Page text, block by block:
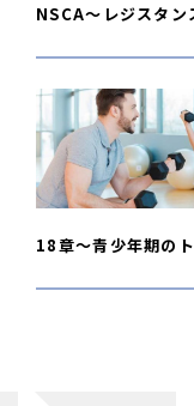
NSCA〜レジスタン
18章〜青少年期の